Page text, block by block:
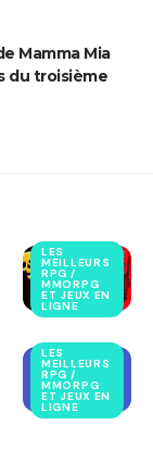
Mamma Mia
du troisième
LES
MEILLEURS
RPG /
MMORPG
ET JEUX EN
LIGNE
LES
MEILLEURS
RPG /
MMORPG
ET JEUX EN
LIGNE